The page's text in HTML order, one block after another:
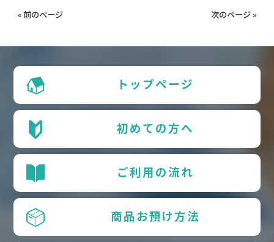
« 前のページ 次のページ »
トップページ
初めての方へ
ご利用の流れ
商品お預け方法